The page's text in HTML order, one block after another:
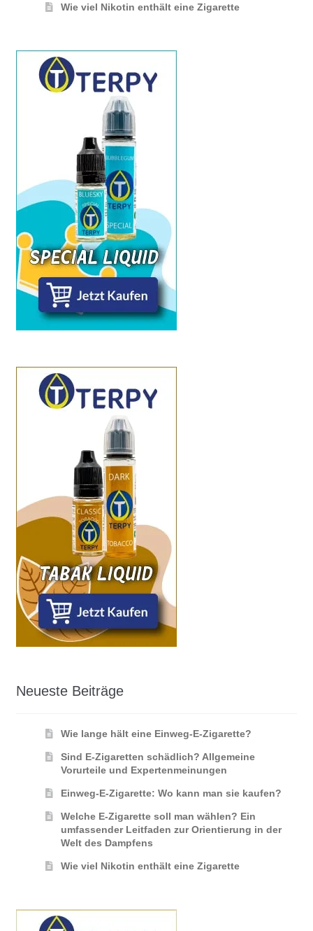
Wie viel Nikotin enthält eine Zigarette
Neueste Beiträge
Wie lange hält eine Einweg-E-Zigarette?
Sind E-Zigaretten schädlich? Allgemeine
Vorurteile und Expertenmeinungen
Einweg-E-Zigarette: Wo kann man sie kaufen?
Welche E-Zigarette soll man wählen? Ein
umfassender Leitfaden zur Orientierung in der
Welt des Dampfens
Wie viel Nikotin enthält eine Zigarette